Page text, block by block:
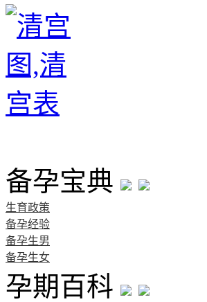
备孕宝典
生育政策
备孕经验
备孕生男
备孕生女
孕期百科